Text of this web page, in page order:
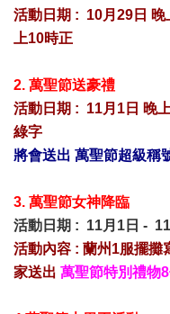
活動日期 : 10月29日
上10時正
2. 萬聖節送豪禮
活動日期 : 11月1日 晚
綠字
將會送出 萬聖節超級稱
3. 萬聖節女神降臨
活動日期 : 11月1日 -
活動內容 : 蘭州1服擺攤
家送出 萬聖節特別禮物